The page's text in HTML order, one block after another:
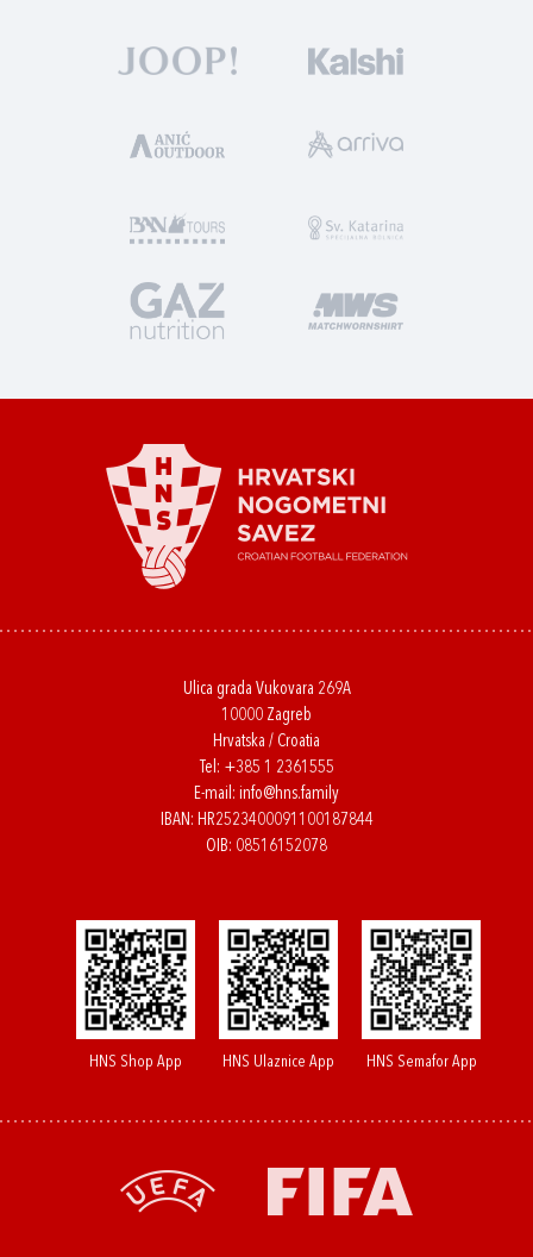
Ulica grada Vukovara 269A
10000 Zagreb
Hrvatska / Croatia
Tel: +385 1 2361555
E-mail: info@hns.family
IBAN: HR2523400091100187844
OIB: 08516152078
HNS Shop App HNS Ulaznice App HNS Semafor App